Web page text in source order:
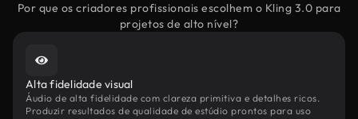
Por que os criadores profissionais escolhem o Kling 3.0 para
projetos de alto nível?
Alta fidelidade visual
Áudio de alta fidelidade com clareza primitiva e detalhes ricos.
Produzir resultados de qualidade de estúdio prontos para uso